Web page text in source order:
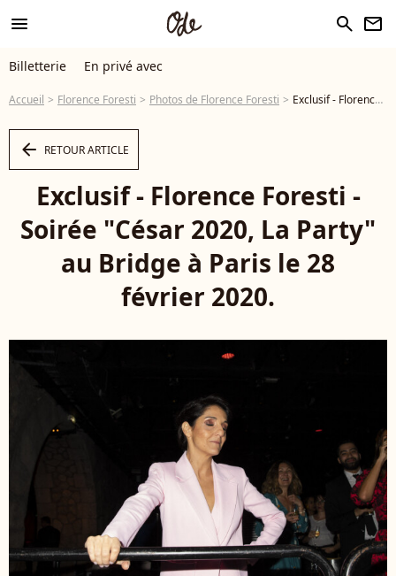
menu search newsletter
Billetterie En privé avec
Accueil Florence Foresti Photos de Florence Foresti Exclusif - Florence Foresti - Soirée "César 2020, La Party" au Bridge à Paris le 28 février 2020. © Jack Tribeca/Bestimage - Photo
arrow_left RETOUR ARTICLE
Exclusif - Florence Foresti -
Soirée "César 2020, La Party"
au Bridge à Paris le 28
février 2020.